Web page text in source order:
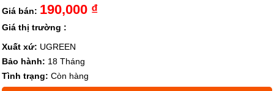
Giá bán: 190,000 ₫
Giá thị trường :
Xuất xứ: UGREEN
Bảo hành: 18 Tháng
Tình trạng: Còn hàng